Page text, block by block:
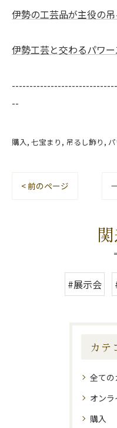
伊勢の工芸品が主役の
伊勢工芸と交わるパワ
--
購入 七宝まり 吊るし飾り
< 前のページ
#展示会
カテ
全ての
オンラ
購入